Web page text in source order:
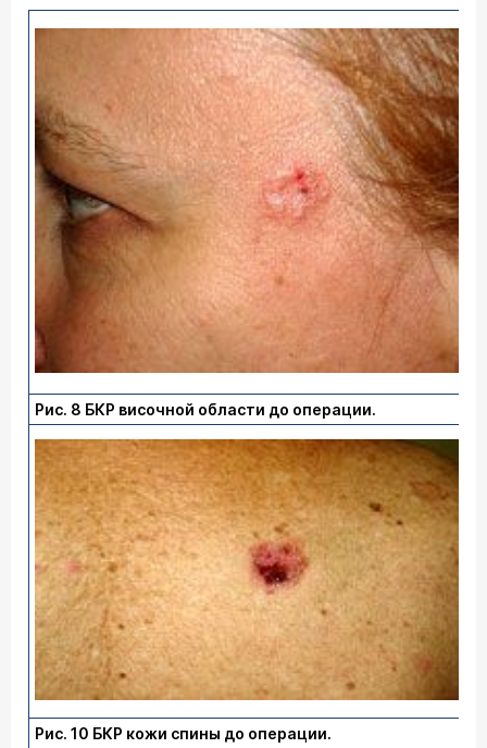
Рис. 8 БКР височной области до операции.
Рис. 10 БКР кожи спины до операции.